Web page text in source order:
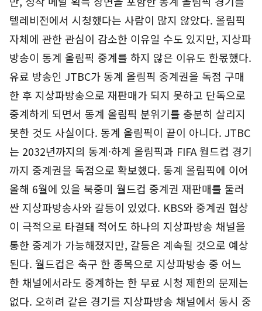
텔레비전에서 시청했다는 사람이 많지 않았다. 올림픽
자체에 관한 관심이 감소한 이유일 수도 있지만, 지상파
방송이 동계 올림픽 중계를 하지 않은 이유도 한몫했다.
유료 방송인 JTBC가 동계 올림픽 중계권을 독점 구매
한 후 지상파방송으로 재판매가 되지 못하고 단독으로
중계하게 되면서 동계 올림픽 분위기를 충분히 살리지
못한 것도 사실이다. 동계 올림픽이 끝이 아니다. JTBC
는 2032년까지의 동계·하계 올림픽과 FIFA 월드컵 경기
까지 중계권을 독점으로 확보했다. 동계 올림픽에 이어
올해 6월에 있을 북중미 월드컵 중계권 재판매를 둘러
싼 지상파방송사와 갈등이 있었다. KBS와 중계권 협상
이 극적으로 타결돼 적어도 하나의 지상파방송 채널을
통한 중계가 가능해졌지만, 갈등은 계속될 것으로 예상
된다. 월드컵은 축구 한 종목으로 지상파방송 중 어느
한 채널에서라도 중계하는 한 무료 시청 제한의 문제는
없다. 오히려 같은 경기를 지상파방송 채널에서 동시 중